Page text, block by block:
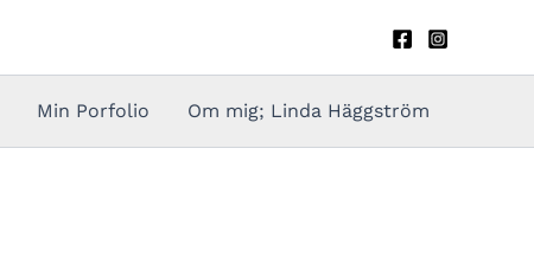
Min Porfolio Om mig; Linda Häggström